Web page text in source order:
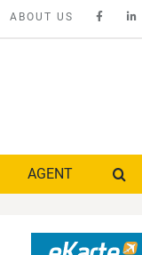
ABOUT US
AGENT